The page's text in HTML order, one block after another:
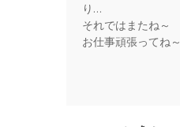
り…
それではまたね～
お仕事頑張ってね～